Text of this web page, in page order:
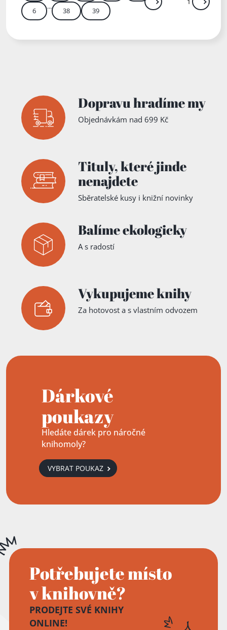
6 ... 38 39 Další Přejít
Dopravu hradíme my
Objednávkám nad 699 Kč
Tituly,které jinde
nenajdete
Sběratelské kusy i knižní novinky
Balíme ekologicky
A s radostí
Vykupujeme knihy
Za hotovost a s vlastním odvozem
Dárkové
poukazy
Hledáte dárek pro náročné
knihomoly?
VYBRAT POUKAZ
Potřebujete místo
v knihovně?
PRODEJTE SVÉ KNIHY
ONLINE!